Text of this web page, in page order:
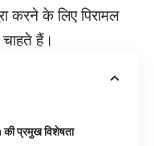
करने के लिए पिरामल
हैं।
प्रमुख विशेषता